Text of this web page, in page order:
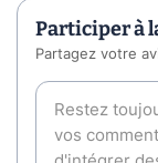
Participer à
Partagez votre